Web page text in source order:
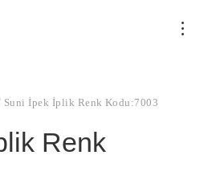
Suni İpek İplik Renk Kodu:7003
Renk